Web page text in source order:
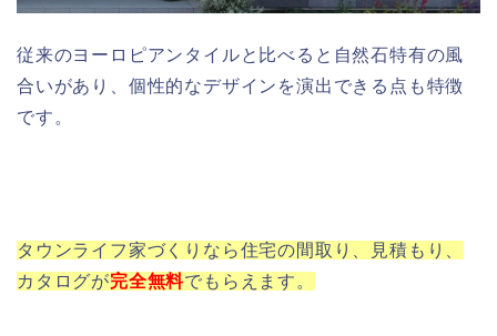
従来のヨーロピアンタイルと比べると自然石特有の風
合いがあり、個性的なデザインを演出できる点も特徴
です。
タウンライフ家づくりなら住宅の間取り、見積もり、
カタログが完全無料でもらえます。